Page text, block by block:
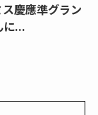
慶應準グラン
に...